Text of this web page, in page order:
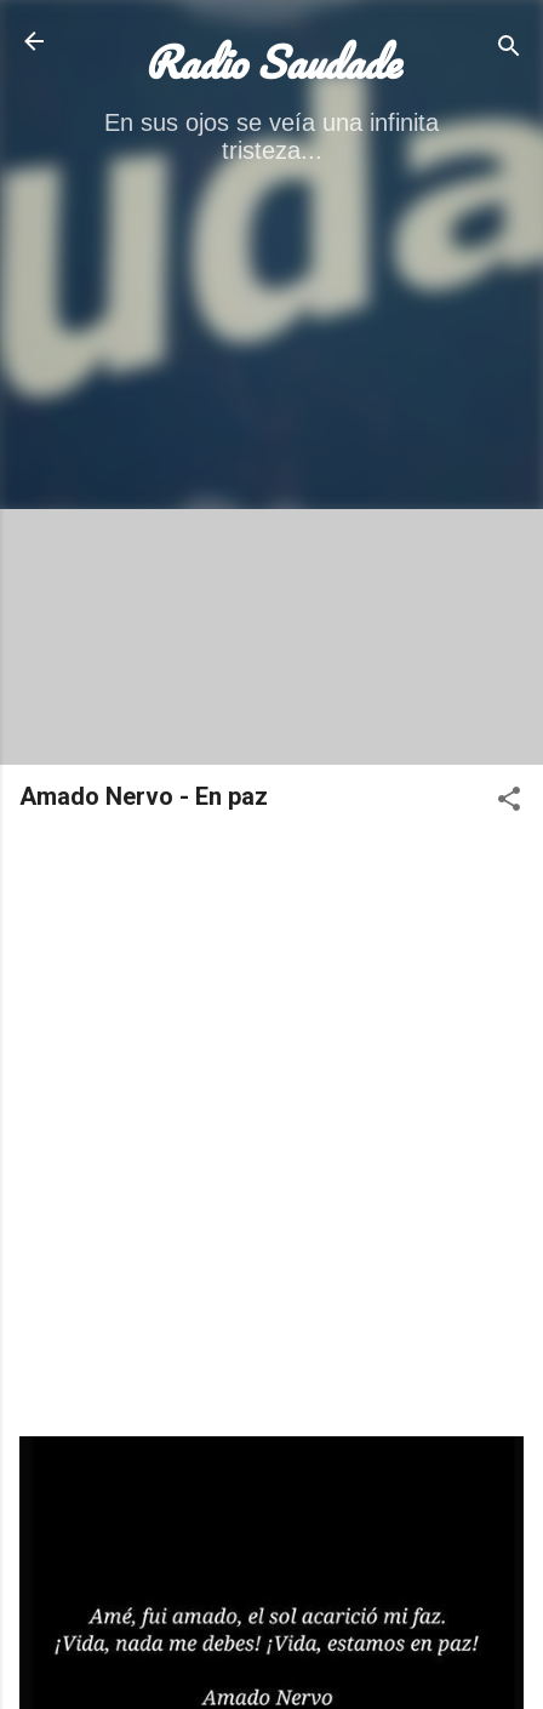
Radio Saudade
En sus ojos se veía una infinita
tristeza...
Amado Nervo - En paz